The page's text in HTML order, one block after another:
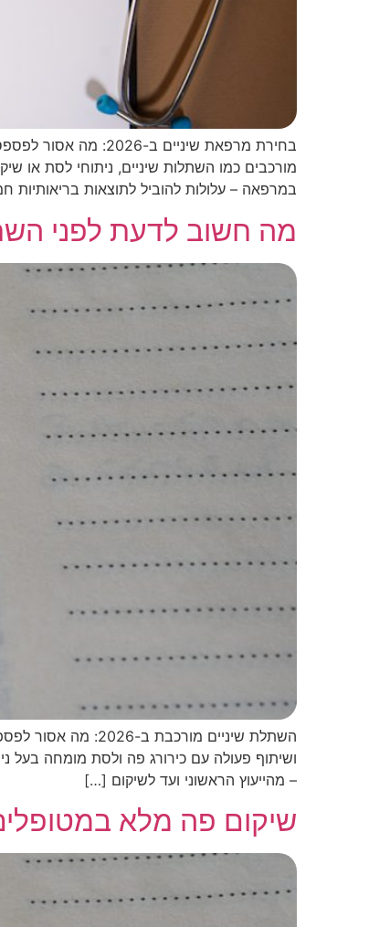
בחירת מרפאת
מורכבים כמו השתלות שיניים, ניתוחי לסת או
במרפאה – עלולות להוביל לתוצאות בריאותיות
מה חשוב לדעת לפני
השתלת שיניים
ושיתוף פעולה עם כירורג פה ולסת מומחה בעל
– מהייעוץ הראשוני ועד לשיקום […]
שיקום פה מלא